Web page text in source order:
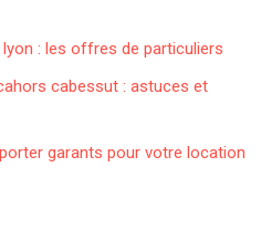
: les offres de particuliers
cabessut : astuces et
garants pour votre location